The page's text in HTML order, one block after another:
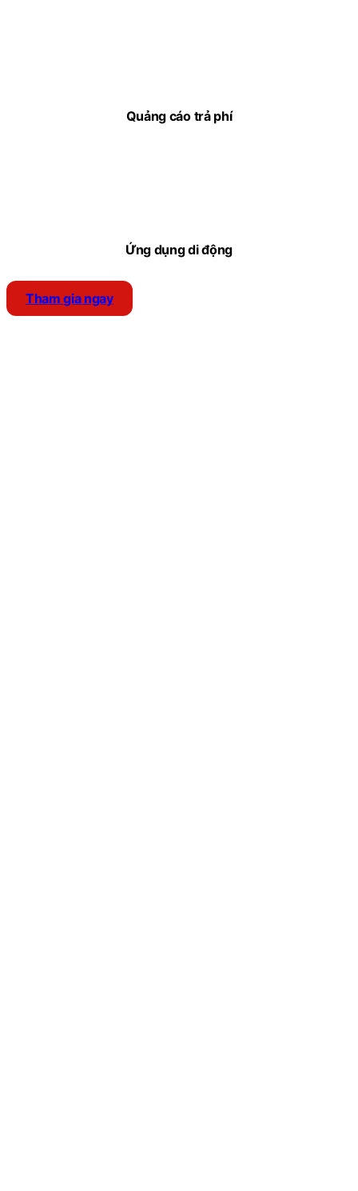
Quảng cáo trả phí
Ứng dụng di động
Tham gia ngay